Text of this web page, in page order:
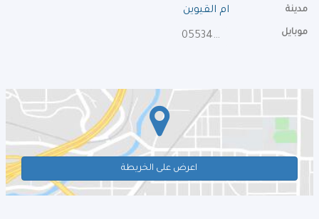
مدينة ام القيوين
موبايل 0553470899
اعرض على الخريطة